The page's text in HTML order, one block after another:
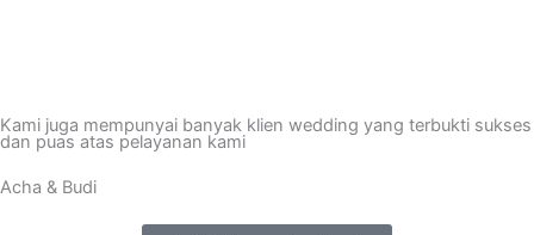
Kami juga mempunyai banyak klien wedding yang terbukti sukses
dan puas atas pelayanan kami
Acha & Budi